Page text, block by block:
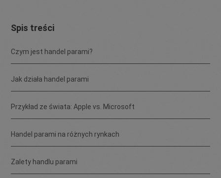
Spis treści
Czym jest handel parami?
Jak działa handel parami
Przykład ze świata: Apple vs. Microsoft
Handel parami na różnych rynkach
Zalety handlu parami